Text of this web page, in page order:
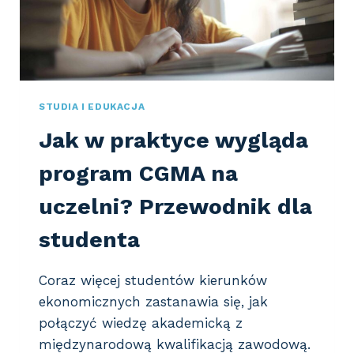
STUDIA I EDUKACJA
Jak w praktyce wygląda
program CGMA na
uczelni? Przewodnik dla
studenta
Coraz więcej studentów kierunków
ekonomicznych zastanawia się, jak
połączyć wiedzę akademicką z
międzynarodową kwalifikacją zawodową.